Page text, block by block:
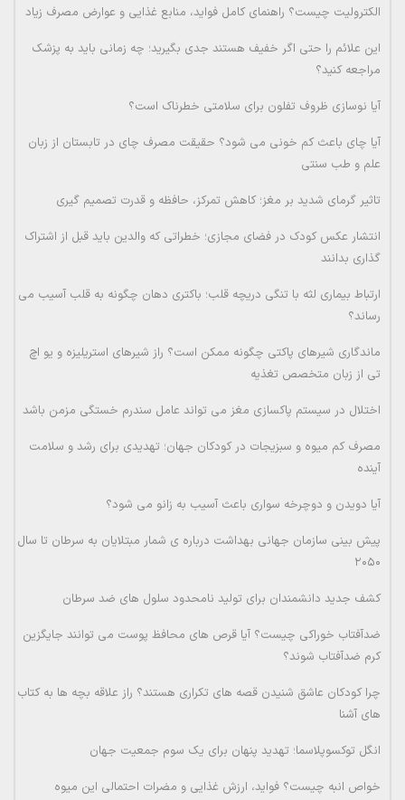
الکترولیت چیست؟ راهنمای کامل فواید، منابع غذایی و عوارض مصرف زیاد
این علائم را حتی اگر خفیف هستند جدی بگیرید؛ چه زمانی باید به پزشک
مراجعه کنید؟
آیا نوسازی ظروف تفلون برای سلامتی خطرناک است؟
آیا چای باعث کم خونی می شود؟ حقیقت مصرف چای در تابستان از زبان
علم و طب سنتی
تاثیر گرمای شدید بر مغز؛ کاهش تمرکز، حافظه و قدرت تصمیم گیری
انتشار عکس کودک در فضای مجازی؛ خطراتی که والدین باید قبل از اشتراک
گذاری بدانند
ارتباط بیماری لثه با تنگی دریچه قلب؛ باکتری دهان چگونه به قلب آسیب می
رساند؟
ماندگاری شیرهای پاکتی چگونه ممکن است؟ راز شیرهای استریلیزه و یو اچ
تی از زبان متخصص تغذیه
اختلال در سیستم پاکسازی مغز می تواند عامل سندرم خستگی مزمن باشد
مصرف کم میوه و سبزیجات در کودکان جهان؛ تهدیدی برای رشد و سلامت
آینده
آیا دویدن و دوچرخه سواری باعث آسیب به زانو می شود؟
پیش بینی سازمان جهانی بهداشت درباره ی شمار مبتلایان به سرطان تا سال
۲۰۵۰
کشف جدید دانشمندان برای تولید نامحدود سلول های ضد سرطان
ضدآفتاب خوراکی چیست؟ آیا قرص های محافظ پوست می توانند جایگزین
کرم ضدآفتاب شوند؟
چرا کودکان عاشق شنیدن قصه های تکراری هستند؟ راز علاقه بچه ها به کتاب
های آشنا
انگل توکسوپلاسما؛ تهدید پنهان برای یک سوم جمعیت جهان
خواص انبه چیست؟ فواید، ارزش غذایی و مضرات احتمالی این میوه